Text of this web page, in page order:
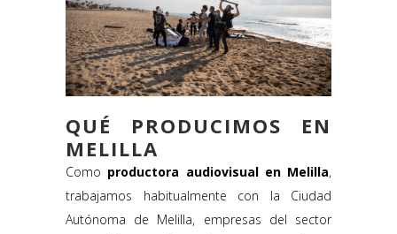
QUÉ PRODUCIMOS EN
MELILLA
Como productora audiovisual en Melilla,
trabajamos habitualmente con la Ciudad
Autónoma de Melilla, empresas del sector